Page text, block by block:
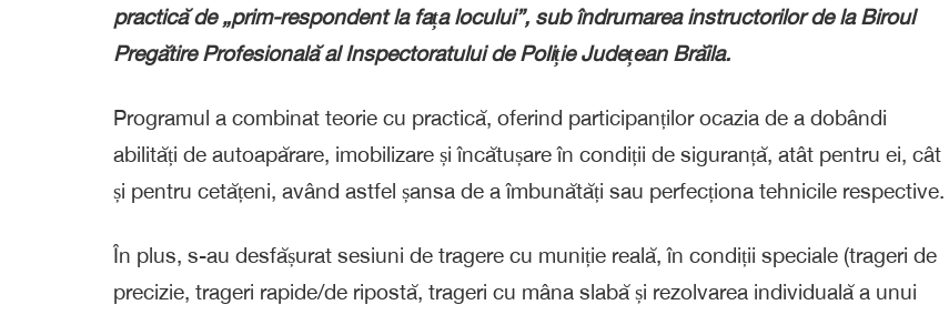
practică de „prim-respondent la fața locului”, sub îndrumarea instructorilor de la Biroul
Pregătire Profesională al Inspectoratului de Poliție Județean Brăila.
Programul a combinat teorie cu practică, oferind participanților ocazia de a dobândi
abilități de autoapărare, imobilizare și încătușare în condiții de siguranță, atât pentru ei, cât
și pentru cetățeni, având astfel șansa de a îmbunătăți sau perfecționa tehnicile respective.
În plus, s-au desfășurat sesiuni de tragere cu muniție reală, în condiții speciale (trageri de
precizie, trageri rapide/de ripostă, trageri cu mâna slabă și rezolvarea individuală a unui